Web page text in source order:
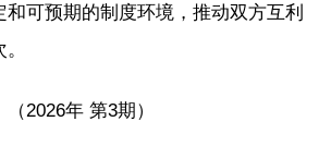
可预期的制度环境，推动双方互利
（2026年 第3期）